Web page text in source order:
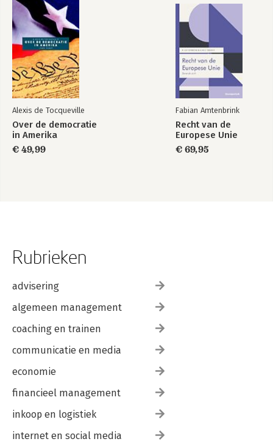
Paul Cliteur
Noten
Over de auteurs
Alexis de Tocqueville
Over de democratie
in Amerika
€ 49,99
Fabian Amtenbrink
Recht van de
Europese Unie
€ 69,95
Rubrieken
advisering
algemeen management
coaching en trainen
communicatie en media
economie
financieel management
inkoop en logistiek
internet en social media